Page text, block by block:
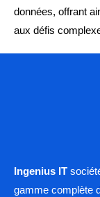
données, offrant
aux défis
Ingenius IT
gamme complète